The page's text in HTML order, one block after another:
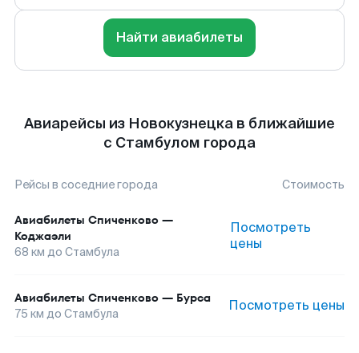
Найти авиабилеты
Авиарейсы из Новокузнецка в ближайшие
с Стамбулом города
Рейсы в соседние города Стоимость
Авиабилеты Спиченково —
Коджаэли
68 км до Стамбула
Посмотреть
цены
Авиабилеты Спиченково — Бурса
75 км до Стамбула Посмотреть цены